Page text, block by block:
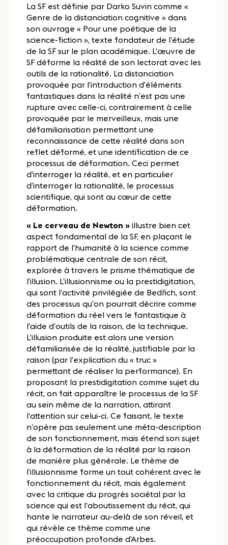
La SF est définie par Darko Suvin comme «
Genre de la distanciation cognitive » dans
son ouvrage « Pour une poétique de la
science-fiction », texte fondateur de l’étude
de la SF sur le plan académique. L’œuvre de
SF déforme la réalité de son lectorat avec les
outils de la rationalité. La distanciation
provoquée par l’introduction d’éléments
fantastiques dans la réalité n’est pas une
rupture avec celle-ci, contrairement à celle
provoquée par le merveilleux, mais une
défamiliarisation permettant une
reconnaissance de cette réalité dans son
reflet déformé, et une identification de ce
processus de déformation. Ceci permet
d’interroger la réalité, et en particulier
d’interroger la rationalité, le processus
scientifique, qui sont au cœur de cette
déformation.
« Le cerveau de Newton » illustre bien cet
aspect fondamental de la SF, en plaçant le
rapport de l’humanité à la science comme
problématique centrale de son récit,
explorée à travers le prisme thématique de
l’illusion. L’illusionnisme ou la prestidigitation,
qui sont l’activité privilégiée de Bedřich, sont
des processus qu’on pourrait décrire comme
déformation du réel vers le fantastique à
l’aide d’outils de la raison, de la technique.
L’illusion produite est alors une version
défamiliarisée de la réalité, justifiable par la
raison (par l’explication du « truc »
permettant de réaliser la performance). En
proposant la prestidigitation comme sujet du
récit, on fait apparaître le processus de la SF
au sein même de la narration, attirant
l’attention sur celui-ci. Ce faisant, le texte
n’opère pas seulement une méta-description
de son fonctionnement, mais étend son sujet
à la déformation de la réalité par la raison
de manière plus générale. Le thème de
l’illusionnisme forme un tout cohérent avec le
fonctionnement du récit, mais également
avec la critique du progrès sociétal par la
science qui est l’aboutissement du récit, qui
hante le narrateur au-delà de son réveil, et
qui révèle ce thème comme une
préoccupation profonde d’Arbes.